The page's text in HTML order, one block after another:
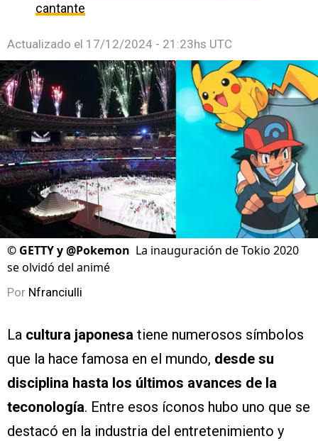
cantante
Actualizado el 17/12/2024 - 21:23hs UTC
© GETTY y @Pokemon La inauguración de Tokio 2020
se olvidó del animé
Por Nfranciulli
La cultura japonesa tiene numerosos símbolos
que la hace famosa en el mundo, desde su
disciplina hasta los últimos avances de la
teconología. Entre esos íconos hubo uno que se
destacó en la industria del entretenimiento y